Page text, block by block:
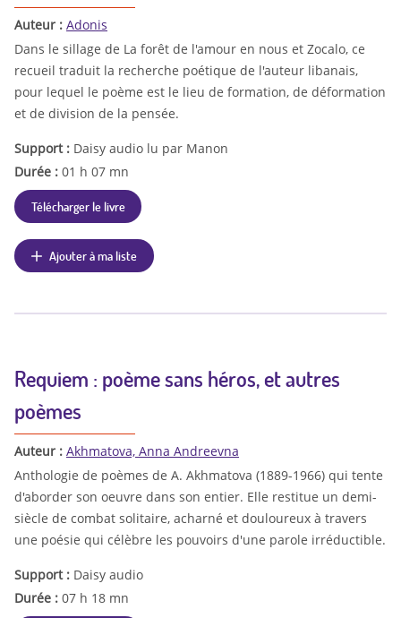
Auteur : Adonis
Dans le sillage de La forêt de l'amour en nous et Zocalo, ce
recueil traduit la recherche poétique de l'auteur libanais,
pour lequel le poème est le lieu de formation, de déformation
et de division de la pensée.
Support : Daisy audio lu par Manon
Durée : 01 h 07 mn
Télécharger le livre
Ajouter à ma liste
Requiem : poème sans héros, et autres
poèmes
Auteur : Akhmatova, Anna Andreevna
Anthologie de poèmes de A. Akhmatova (1889-1966) qui tente
d'aborder son oeuvre dans son entier. Elle restitue un demi-
siècle de combat solitaire, acharné et douloureux à travers
une poésie qui célèbre les pouvoirs d'une parole irréductible.
Support : Daisy audio
Durée : 07 h 18 mn